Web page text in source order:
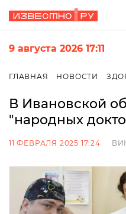
9 августа 2026 17:11
ГЛАВНАЯ НОВОСТИ
В Ивановской
"народных
11 ФЕВРАЛЯ 2025 17:24